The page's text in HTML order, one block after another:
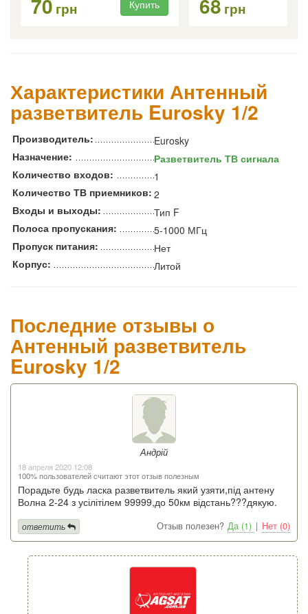
грн Купить грн
Характеристики Антенный
разветвитель Eurosky 1/2
Производитель:
Eurosky
Назначение:
Разветвитель ТВ сигнала
Количество входов:
1
Количество ТВ приемников: 2
Входы и выходы:
Тип F
Полоса пропускания:
5-1000 МГц
Пропуск питания:
Нет
Корпус:
Литой
Последние отзывы о
Антенный разветвитель
Eurosky 1/2
Андрій
18 апреля 2020 12:08
100% пользователей считают этот отзыв полезным
Порадьте будь ласка разветвитель який узяти,під антену
Волна 2-24 з усілітілем 99999,до 50км відстань???дякую.
Отзыв полезен? Да (1) | Нет (0)
ответить